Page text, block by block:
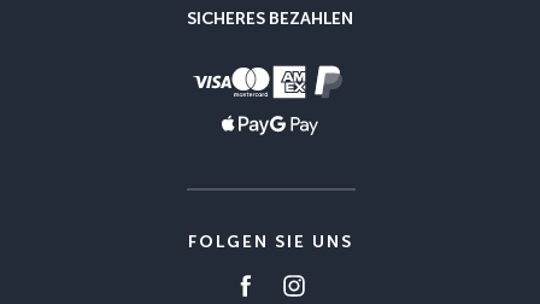
SICHERES BEZAHLEN
FOLGEN SIE UNS